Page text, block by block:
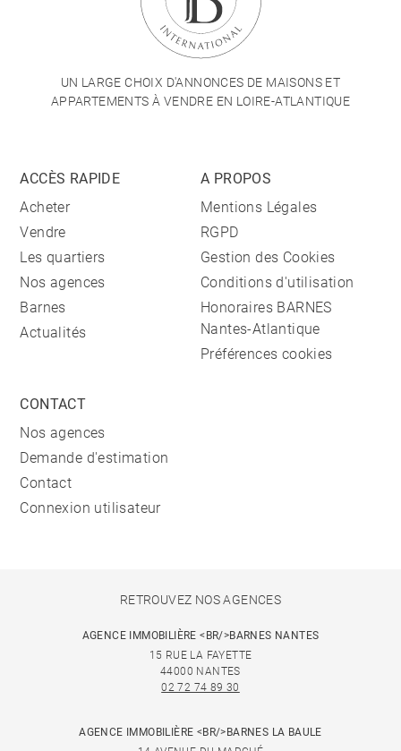
UN LARGE CHOIX D'ANNONCES DE MAISONS ET
APPARTEMENTS À VENDRE EN LOIRE-ATLANTIQUE
ACCÈS RAPIDE
Acheter
Vendre
Les quartiers
Nos agences
Barnes
Actualités
A PROPOS
Mentions Légales
RGPD
Gestion des Cookies
Conditions d'utilisation
Honoraires BARNES
Nantes-Atlantique
Préférences cookies
CONTACT
Nos agences
Demande d'estimation
Contact
Connexion utilisateur
RETROUVEZ NOS AGENCES
AGENCE IMMOBILIÈRE <BR/>BARNES NANTES
15 RUE LA FAYETTE
44000 NANTES
02 72 74 89 30
AGENCE IMMOBILIÈRE <BR/>BARNES LA BAULE